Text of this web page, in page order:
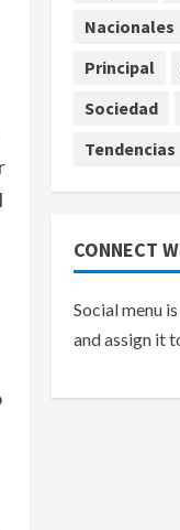
Nacionales
Principal
Sociedad
Tendencias
CONNECT
Social menu
and assign it